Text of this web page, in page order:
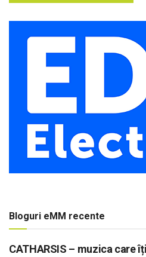
Bloguri eMM recente
CATHARSIS – muzica care